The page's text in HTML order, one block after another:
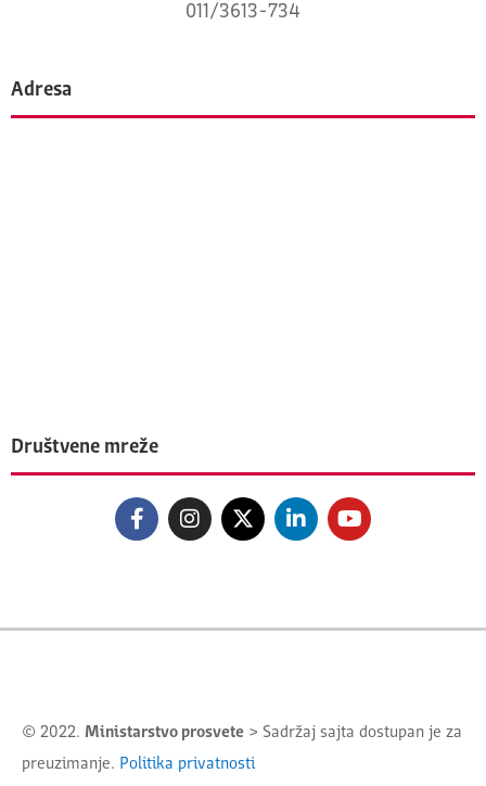
011/3613-734
Adresa
Društvene mreže
© 2022. Ministarstvo prosvete > Sadržaj sajta dostupan je za
preuzimanje. Politika privatnosti